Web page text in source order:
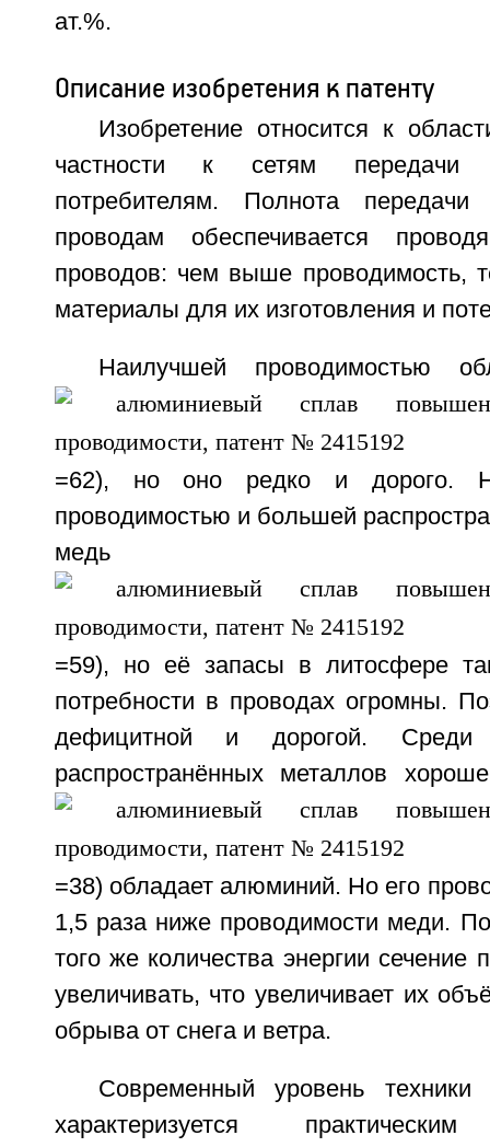
ат.%.
Описание изобретения к патенту
Изобретение относится к
частности к сетям передачи
потребителям. Полнота передачи
проводам обеспечивается
проводов: чем выше проводимость,
материалы для их изготовления и
Наилучшей проводимостью
=62), но оно редко и дорого.
проводимостью и большей
=59), но её запасы в литосфере
потребности в проводах огромны.
дефицитной и дорогой. Среди
распространённых металлов
=38) обладает алюминий. Но его
1,5 раза ниже проводимости меди.
того же количества энергии сечение
увеличивать, что увеличивает их
обрыва от снега и ветра.
Современный уровень
характеризуется